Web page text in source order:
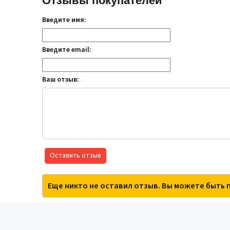
Введите имя:
Введите email:
Ваш отзыв:
Оставить отзыв
Еще никто не оставил отзыв. Вы можете быть